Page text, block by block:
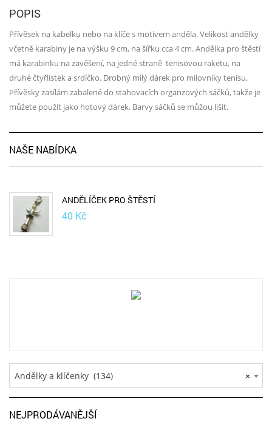
POPIS
Přívěsek na kabelku nebo na klíče s motivem anděla. Velikost andělky
včetně karabiny je na výšku 9 cm, na šířku cca 4 cm. Andělka pro štěstí
má karabinku na zavěšení, na jedné straně tenisovou raketu, na
druhé čtyřlístek a srdíčko. Drobný milý dárek pro milovníky tenisu.
Přívěsky zasílám zabalené do stahovacích organzových sáčků, takže je
můžete použít jako hotový dárek. Barvy sáčků se můžou lišit.
NAŠE NABÍDKA
ANDĚLÍČEK PRO ŠTĚSTÍ
40 Kč
×
Andělky a klíčenky (134)
NEJPRODÁVANĚJŠÍ